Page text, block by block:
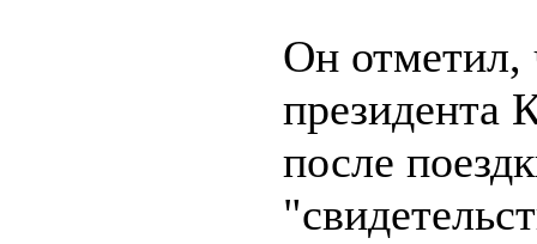
Он отметил,
президента
после